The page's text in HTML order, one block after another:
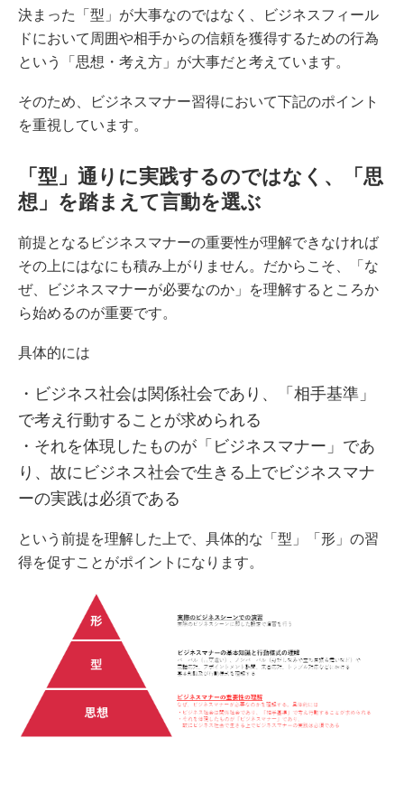
決まった「型」が大事なのではなく、ビジネスフィール
ドにおいて周囲や相手からの信頼を獲得するための行為
という「思想・考え方」が大事だと考えています。
そのため、ビジネスマナー習得において下記のポイント
を重視しています。
「型」通りに実践するのではなく、「思
想」を踏まえて言動を選ぶ
前提となるビジネスマナーの重要性が理解できなければ
その上にはなにも積み上がりません。だからこそ、「な
ぜ、ビジネスマナーが必要なのか」を理解するところか
ら始めるのが重要です。
具体的には
・ビジネス社会は関係社会であり、「相手基準」
で考え行動することが求められる
・それを体現したものが「ビジネスマナー」であ
り、故にビジネス社会で生きる上でビジネスマナ
ーの実践は必須である
という前提を理解した上で、具体的な「型」「形」の習
得を促すことがポイントになります。